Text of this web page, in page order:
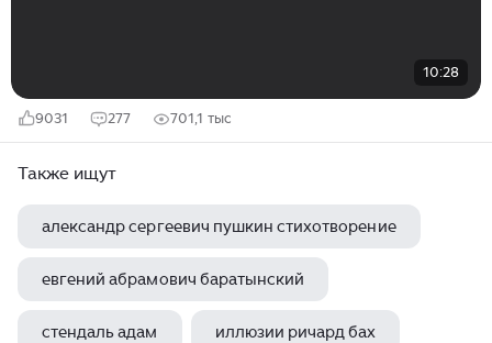
10:28
9031 277 701,1 тыс
Также ищут
александр сергеевич пушкин стихотворение
евгений абрамович баратынский
стендаль адам иллюзии ричард бах